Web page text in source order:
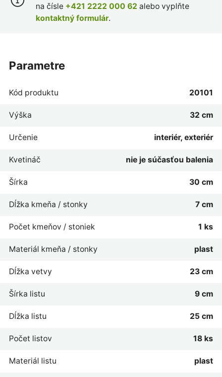
na čísle +421 2222 000 62 alebo vyplňte
kontaktný formulár.
parametre
Kód produktu 20101
Výška 32 cm
Určenie interiér, exteriér
Kvetináč nie je súčasťou balenia
Šírka 30 cm
Dĺžka kmeňa / stonky 7 cm
Počet kmeňov / stoniek 1 ks
Materiál kmeňa / stonky plast
Dĺžka vetvy 23 cm
Šírka listu 9 cm
Dĺžka listu 25 cm
Počet listov 18 ks
Materiál listu plast